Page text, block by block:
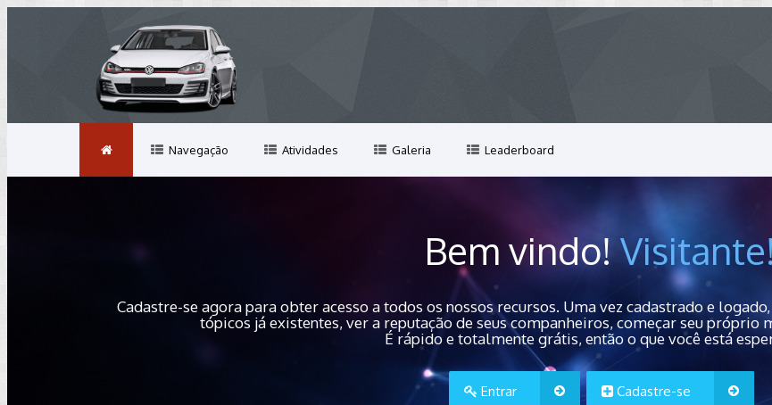
Navegação Atividades Galeria Leaderboard
Bem vindo!Visitante!
Cadastre-se agora para obter acesso a todos os nossos recursos. Uma vez cadastrado e
tópicos já existentes, ver a reputação de seus companheiros, começar seu
É rápido e totalmente grátis, então o que você está
Entrar Cadastre-se